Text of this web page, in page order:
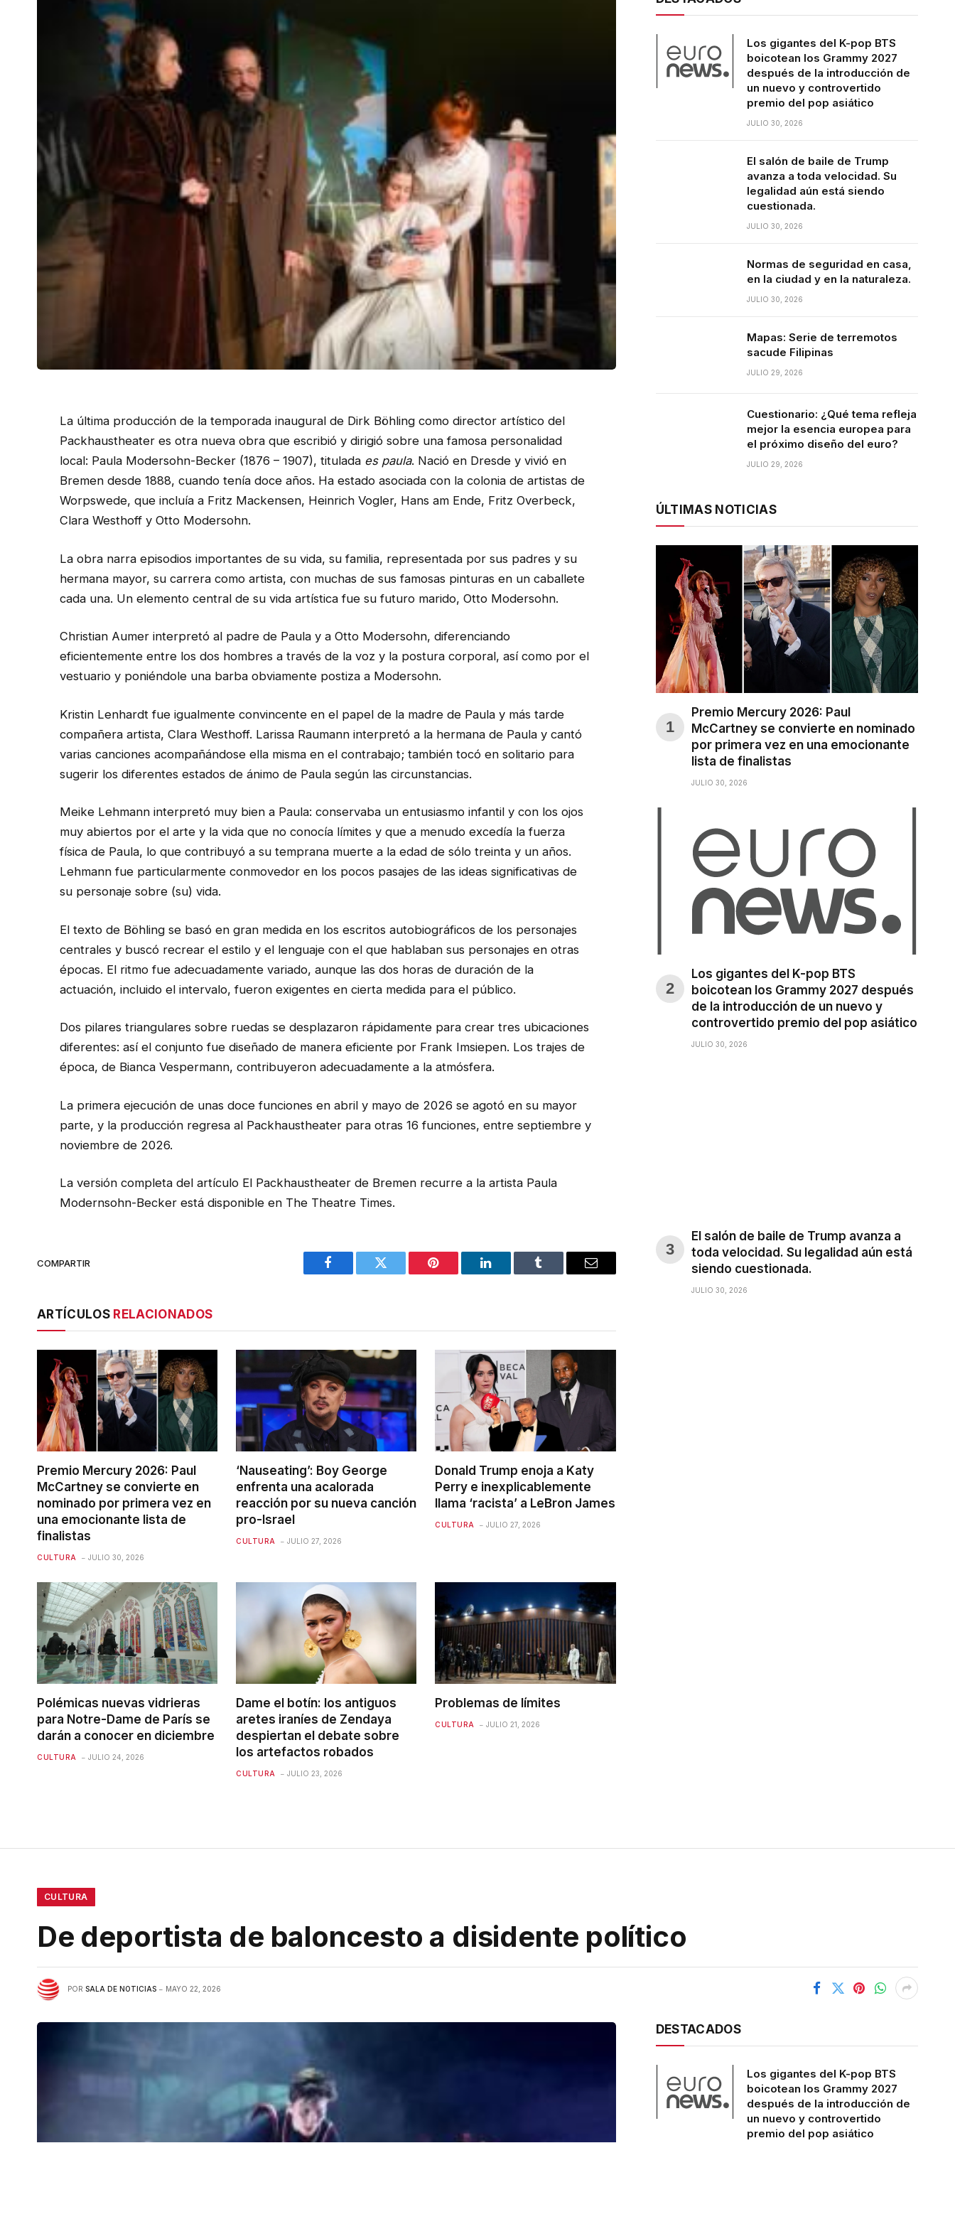
La última producción de la temporada inaugural de Dirk Böhling como director artístico del
Packhaustheater es otra nueva obra que escribió y dirigió sobre una famosa personalidad
local: Paula Modersohn-Becker (1876 – 1907), titulada es paula. Nació en Dresde y vivió en
Bremen desde 1888, cuando tenía doce años. Ha estado asociada con la colonia de artistas de
Worpswede, que incluía a Fritz Mackensen, Heinrich Vogler, Hans am Ende, Fritz Overbeck,
Clara Westhoff y Otto Modersohn.
La obra narra episodios importantes de su vida, su familia, representada por sus padres y su
hermana mayor, su carrera como artista, con muchas de sus famosas pinturas en un caballete
cada una. Un elemento central de su vida artística fue su futuro marido, Otto Modersohn.
Christian Aumer interpretó al padre de Paula y a Otto Modersohn, diferenciando
eficientemente entre los dos hombres a través de la voz y la postura corporal, así como por el
vestuario y poniéndole una barba obviamente postiza a Modersohn.
Kristin Lenhardt fue igualmente convincente en el papel de la madre de Paula y más tarde
compañera artista, Clara Westhoff. Larissa Raumann interpretó a la hermana de Paula y cantó
varias canciones acompañándose ella misma en el contrabajo; también tocó en solitario para
sugerir los diferentes estados de ánimo de Paula según las circunstancias.
Meike Lehmann interpretó muy bien a Paula: conservaba un entusiasmo infantil y con los ojos
muy abiertos por el arte y la vida que no conocía límites y que a menudo excedía la fuerza
física de Paula, lo que contribuyó a su temprana muerte a la edad de sólo treinta y un años.
Lehmann fue particularmente conmovedor en los pocos pasajes de las ideas significativas de
su personaje sobre (su) vida.
El texto de Böhling se basó en gran medida en los escritos autobiográficos de los personajes
centrales y buscó recrear el estilo y el lenguaje con el que hablaban sus personajes en otras
épocas. El ritmo fue adecuadamente variado, aunque las dos horas de duración de la
actuación, incluido el intervalo, fueron exigentes en cierta medida para el público.
Dos pilares triangulares sobre ruedas se desplazaron rápidamente para crear tres ubicaciones
diferentes: así el conjunto fue diseñado de manera eficiente por Frank Imsiepen. Los trajes de
época, de Bianca Vespermann, contribuyeron adecuadamente a la atmósfera.
La primera ejecución de unas doce funciones en abril y mayo de 2026 se agotó en su mayor
parte, y la producción regresa al Packhaustheater para otras 16 funciones, entre septiembre y
noviembre de 2026.
La versión completa del artículo El Packhaustheater de Bremen recurre a la artista Paula
Modernsohn-Becker está disponible en The Theatre Times.
COMPARTIR
Facebook Twitter Pinterest LinkedIn Tumblr Email
ARTÍCULOS RELACIONADOS
Premio Mercury 2026: Paul
McCartney se convierte en
nominado por primera vez en
una emocionante lista de
finalistas
CULTURA JULIO 30, 2026
‘Nauseating’: Boy George
enfrenta una acalorada
reacción por su nueva canción
pro-Israel
CULTURA JULIO 27, 2026
Donald Trump enoja a Katy
Perry e inexplicablemente
llama ‘racista’ a LeBron James
CULTURA JULIO 27, 2026
Polémicas nuevas vidrieras
para Notre-Dame de París se
darán a conocer en diciembre
CULTURA JULIO 24, 2026
Dame el botín: los antiguos
aretes iraníes de Zendaya
despiertan el debate sobre
los artefactos robados
CULTURA JULIO 23, 2026
Problemas de límites
CULTURA JULIO 21, 2026
Los gigantes del K-pop BTS
boicotean los Grammy 2027
después de la introducción de
un nuevo y controvertido
premio del pop asiático
JULIO 30, 2026
El salón de baile de Trump
avanza a toda velocidad. Su
legalidad aún está siendo
cuestionada.
JULIO 30, 2026
Normas de seguridad en casa,
en la ciudad y en la naturaleza.
JULIO 30, 2026
Mapas: Serie de terremotos
sacude Filipinas
JULIO 29, 2026
Cuestionario: ¿Qué tema refleja
mejor la esencia europea para
el próximo diseño del euro?
JULIO 29, 2026
ÚLTIMAS NOTICIAS
Premio Mercury 2026: Paul
McCartney se convierte en nominado
por primera vez en una emocionante
lista de finalistas
JULIO 30, 2026
Los gigantes del K-pop BTS
boicotean los Grammy 2027 después
de la introducción de un nuevo y
controvertido premio del pop asiático
JULIO 30, 2026
El salón de baile de Trump avanza a
toda velocidad. Su legalidad aún está
siendo cuestionada.
JULIO 30, 2026
CULTURA
De deportista de baloncesto a disidente político
POR SALA DE NOTICIAS MAYO 22, 2026
DESTACADOS
Los gigantes del K-pop BTS
boicotean los Grammy 2027
después de la introducción de
un nuevo y controvertido
premio del pop asiático